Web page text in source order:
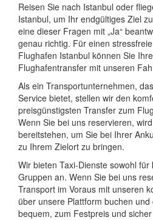
Reisen Sie nach Istanbul oder
Istanbul, um Ihr endgültiges Ziel
eine dieser Fragen mit „Ja“
genau richtig. Für einen
Flughafen Istanbul können Sie
Flughafentransfer mit unseren
Als ein Transportunternehmen,
Service bietet, stellen wir den
preisgünstigsten Transfer zum
Wenn Sie bei uns reservieren,
bereitstehen, um Sie bei Ihrer
zu Ihrem Zielort zu bringen.
Wir bieten Taxi-Dienste sowohl
Gruppen an. Wenn Sie bei uns
Transport im Voraus mit unseren
über unsere Plattform buchen
bequem, zum Festpreis und